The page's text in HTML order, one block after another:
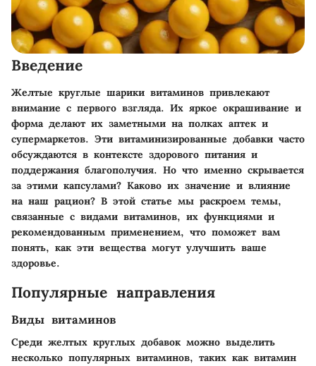
Введение
Желтые круглые шарики витаминов привлекают
внимание с первого взгляда. Их яркое окрашивание и
форма делают их заметными на полках аптек и
супермаркетов. Эти витаминизированные добавки часто
обсуждаются в контексте здорового питания и
поддержания благополучия. Но что именно скрывается
за этими капсулами? Каково их значение и влияние
на наш рацион? В этой статье мы раскроем темы,
связанные с видами витаминов, их функциями и
рекомендованным применением, что поможет вам
понять, как эти вещества могут улучшить ваше
здоровье.
Популярные направления
Виды витаминов
Среди желтых круглых добавок можно выделить
несколько популярных витаминов, таких как витамин